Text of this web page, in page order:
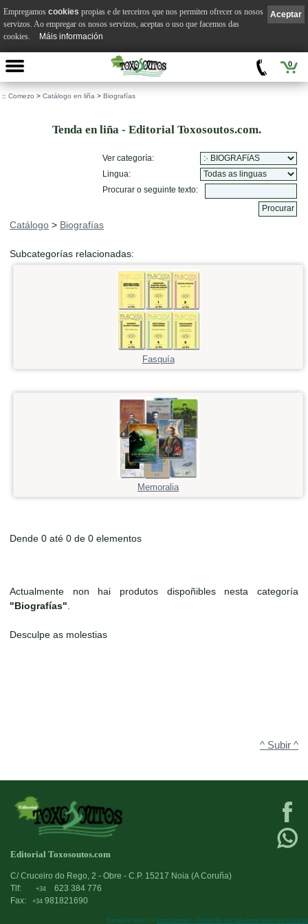
0
:: Comezo > Catálogo en liña > Biografías
Tenda en liña - Editorial Toxosoutos.com.
Ver categoría:
Lingua:
Procurar o seguinte texto:
Catálogo > Biografías
Subcategorías relacionadas:
Fasquía
Memoralia
Dende 0 até 0 de 0 elementos
Actualmente non hai produtos dispoñibles nesta categoría
"Biografías"
Desculpe as molestias
^ Subir ^
Editorial Toxosoutos.com
C/ Cruceiro do Rego, 2 - Obre - C.P. 15217 Noia (A Coruña)
Tlf:
+34
623 384 776
Fax:
+34 981821690
Deseño web:-> kantaronet - Deseño de páxinas web en Galicia
Aceptar
Empregamos cookies propias e de terceiros que nos permiten ofrecer os nosos
servizos. Ao empregar os nosos servizos, aceptas o uso que facemos das
cookies.
Máis información